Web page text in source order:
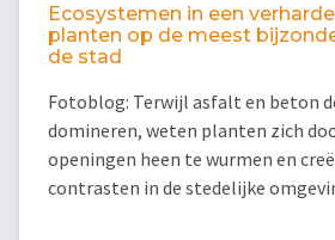
Ecosystemen in een
planten op de meest
de stad
Fotoblog: Terwijl asfalt en beton
domineren, weten planten zich
openingen heen te wurmen en
contrasten in de stedelijke